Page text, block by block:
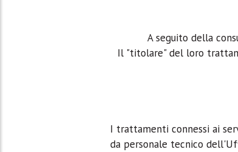
A seguito della
Il "titolare" del loro
I trattamenti connessi ai
da personale tecnico